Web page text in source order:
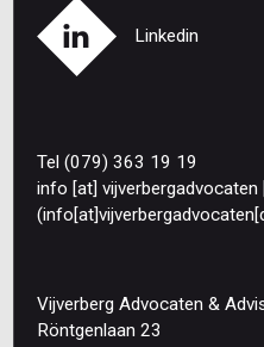
Linkedin
Tel (079) 363 19 19
info [at] vijverbergadvocaten
Vijverberg Advocaten &
Röntgenlaan 23